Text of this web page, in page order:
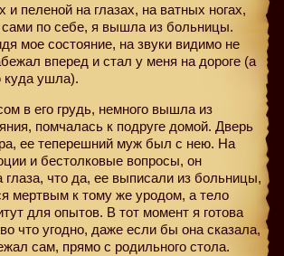
пеленой на глазах, на ватных ногах,
по себе, я вышла из больницы.
мое состояние, на звуки видимо не
вперед и стал у меня на дороге (а
куда ушла).
в его грудь, немного вышла из
помчалась к подруге домой. Дверь
ее теперешний муж был с нею. На
и бестолковые вопросы, он
глаза, что да, ее выписали из больницы,
мертвым к тому же уродом, а тело
для опытов. В тот момент я готова
что угодно, даже если бы она сказала,
сам, прямо с родильного стола.